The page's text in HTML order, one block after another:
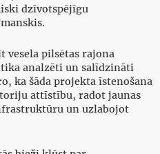
dzīvotspējīgu
vesela pilsētas rajona
analzēti un salīdzināti
ka šāda projekta īstenošana
attīstību, radot jaunas
un uzlabojot